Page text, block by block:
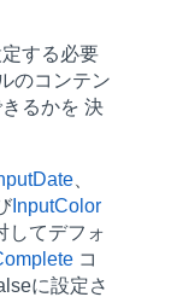
する必要
のコンテン
るかを 決
InputColor
してデフォ
コ
に設定さ